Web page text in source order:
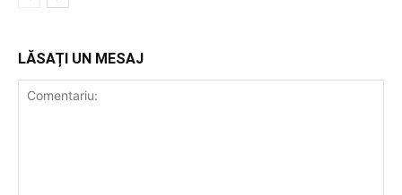
LĂSAȚI UN MESAJ